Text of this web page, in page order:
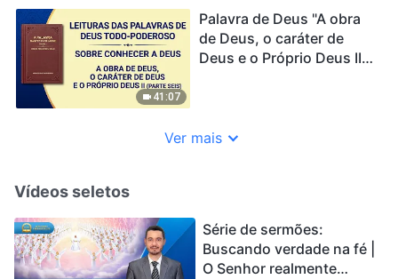
41:07
Palavra de Deus "A obra
de Deus, o caráter de
Deus e o Próprio Deus II"
Ver mais
Vídeos seletos
Série de sermões:
Buscando verdade na fé |
O Senhor realmente